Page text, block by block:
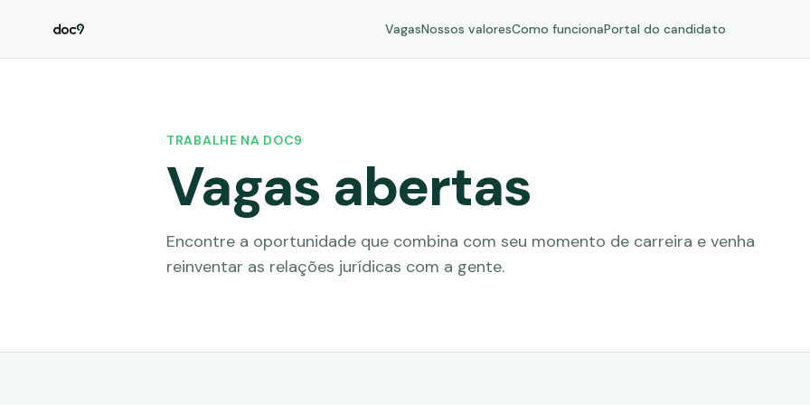
VagasNossos valoresComo funcionaPortal do candidato
TRABALHE NA DOC9
Vagas abertas
Encontre a oportunidade que combina com seu momento de carreira e venha
reinventar as relações jurídicas com a gente.